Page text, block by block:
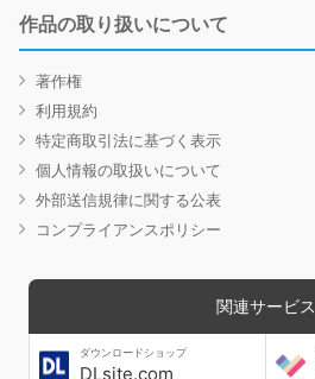
作品の取り扱いについて
著作権
利用規約
特定商取引法に基づく表示
個人情報の取扱いについて
外部送信規律に関する公表
コンプライアンスポリシー
関連サービス
ダウンロードショップ
DLsite.com